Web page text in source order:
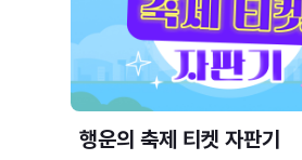
행운의 축제 티켓 자판기